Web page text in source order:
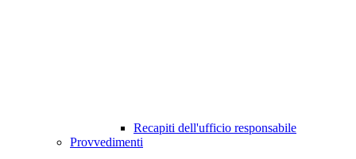
Recapiti dell'ufficio responsabile
Provvedimenti